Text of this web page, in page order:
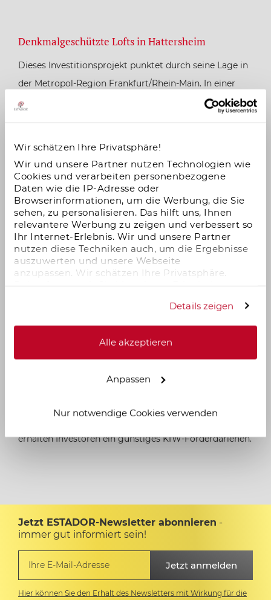
Wir schätzen Ihre Privatsphäre!
Wir und unsere Partner nutzen Technologien wie
Cookies und verarbeiten personenbezogene
Daten wie die IP-Adresse oder
Browserinformationen, um die Werbung, die Sie
sehen, zu personalisieren. Das hilft uns, Ihnen
relevantere Werbung zu zeigen und verbessert so
Ihr Internet-Erlebnis. Wir und unsere Partner
nutzen diese Techniken auch, um die Ergebnisse
auszuwerten und unsere Webseite
anzupassen. Wir schätzen Ihre Privatsphäre.
Daher fragen wir Sie hiermit um Erlaubnis zum
Details zeigen
Alle akzeptieren
Anpassen
Nur notwendige Cookies verwenden
Denkmalgeschützte Lofts in Hattersheim
Dieses Investitionsprojekt punktet durch seine Lage in
der Metropol-Region Frankfurt/Rhein-Main. In einer
ehemaligen Papierfabrik entstehen durch Sanierung
direkt am Main. Die Umgebung der idyllischen
Wasserstraße ist heute eine beliebte Wohngegend. Die
Metropole Frankfurt ist in nur 20 min mit der S-Bahn
erreichbar.
Weststrasse 53 in Chemnitz
und ist heute als Kulturdenkmal eingestuft. Es
Gebäude befindet sich im gründerzeitlich geprägten
sehr gut erschlossen. Kapitalanleger profitieren nicht
Städte Deutschlands. Für diese Denkmalimmobilie
erhalten Investoren ein günstiges KfW-Förderdarlehen.
Jetzt ESTADOR-Newsletter abonnieren -
immer gut informiert sein!
Hier können Sie den Erhalt des Newsletters mit Wirkung für die